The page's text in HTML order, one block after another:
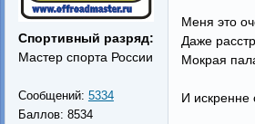
Спортивный разряд:
Мастер спорта России
Сообщений: 5334
Баллов: 8534
Меня это
Даже
Мокрая
И искренне